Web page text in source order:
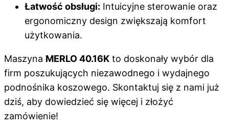
Łatwość obsługi: Intuicyjne sterowanie oraz
ergonomiczny design zwiększają komfort
użytkowania.
Maszyna MERLO 40.16K to doskonały wybór dla
firm poszukujących niezawodnego i wydajnego
podnośnika koszowego. Skontaktuj się z nami już
dziś, aby dowiedzieć się więcej i złożyć
zamówienie!